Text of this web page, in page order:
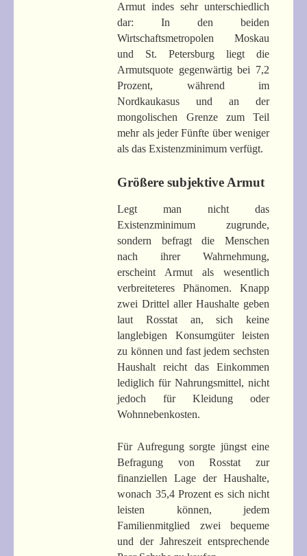
Armut indes sehr unterschiedlich
dar: In den beiden
Wirtschaftsmetropolen Moskau
und St. Petersburg liegt die
Armutsquote gegenwärtig bei 7,2
Prozent, während im
Nordkaukasus und an der
mongolischen Grenze zum Teil
mehr als jeder Fünfte über weniger
als das Existenzminimum verfügt.
Größere subjektive Armut
Legt man nicht das
Existenzminimum zugrunde,
sondern befragt die Menschen
nach ihrer Wahrnehmung,
erscheint Armut als wesentlich
verbreiteteres Phänomen. Knapp
zwei Drittel aller Haushalte geben
laut Rosstat an, sich keine
langlebigen Konsumgüter leisten
zu können und fast jedem sechsten
Haushalt reicht das Einkommen
lediglich für Nahrungsmittel, nicht
jedoch für Kleidung oder
Wohnnebenkosten.
Für Aufregung sorgte jüngst eine
Befragung von Rosstat zur
finanziellen Lage der Haushalte,
wonach 35,4 Prozent es sich nicht
leisten können, jedem
Familienmitglied zwei bequeme
und der Jahreszeit entsprechende